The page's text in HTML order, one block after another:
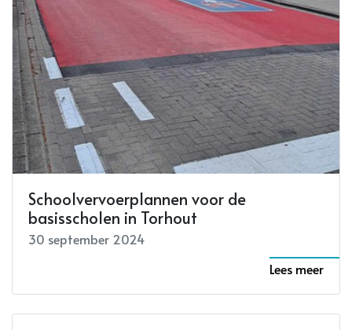
Schoolvervoerplannen voor de
basisscholen in Torhout
30 september 2024
Lees meer